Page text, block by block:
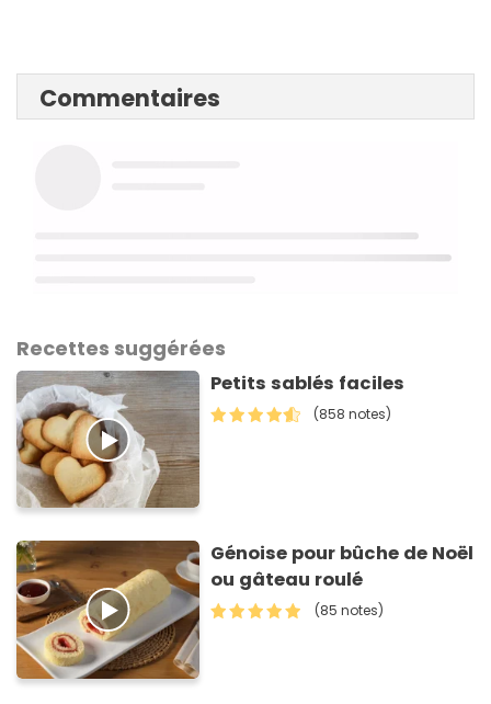
Commentaires
Recettes suggérées
Petits sablés faciles
(858 notes)
Génoise pour bûche de Noël
ou gâteau roulé
(85 notes)